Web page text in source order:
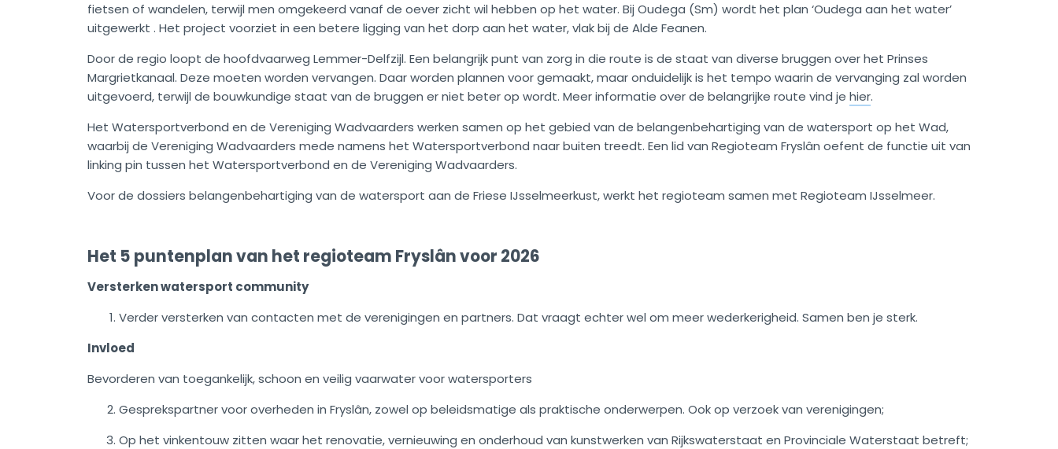
fietsen of wandelen, terwijl men omgekeerd vanaf de oever zicht wil hebben op het water. Bij Oudega (Sm) wordt het plan ‘Oudega aan het water’
uitgewerkt . Het project voorziet in een betere ligging van het dorp aan het water, vlak bij de Alde Feanen.
Door de regio loopt de hoofdvaarweg Lemmer-Delfzijl. Een belangrijk punt van zorg in die route is de staat van diverse bruggen over het Prinses
Margrietkanaal. Deze moeten worden vervangen. Daar worden plannen voor gemaakt, maar onduidelijk is het tempo waarin de vervanging zal worden
uitgevoerd, terwijl de bouwkundige staat van de bruggen er niet beter op wordt. Meer informatie over de belangrijke route vind je hier.
Het Watersportverbond en de Vereniging Wadvaarders werken samen op het gebied van de belangenbehartiging van de watersport op het Wad,
waarbij de Vereniging Wadvaarders mede namens het Watersportverbond naar buiten treedt. Een lid van Regioteam Fryslân oefent de functie uit van
linking pin tussen het Watersportverbond en de Vereniging Wadvaarders.
Voor de dossiers belangenbehartiging van de watersport aan de Friese IJsselmeerkust, werkt het regioteam samen met Regioteam IJsselmeer.
Het 5 puntenplan van het regioteam Fryslân voor 2026
Versterken watersport community
Verder versterken van contacten met de verenigingen en partners. Dat vraagt echter wel om meer wederkerigheid. Samen ben je sterk.
Invloed
Bevorderen van toegankelijk, schoon en veilig vaarwater voor watersporters
Gesprekspartner voor overheden in Fryslân, zowel op beleidsmatige als praktische onderwerpen. Ook op verzoek van verenigingen;
Op het vinkentouw zitten waar het renovatie, vernieuwing en onderhoud van kunstwerken van Rijkswaterstaat en Provinciale Waterstaat betreft;